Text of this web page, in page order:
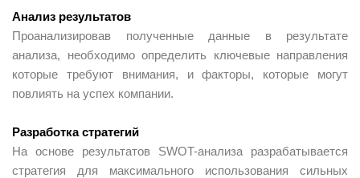
Анализ результатов
Проанализировав полученные данные в результате
анализа, необходимо определить ключевые направления
которые требуют внимания, и факторы, которые могут
повлиять на успех компании.
Разработка стратегий
На основе результатов SWOT-анализа разрабатывается
стратегия для максимального использования сильных